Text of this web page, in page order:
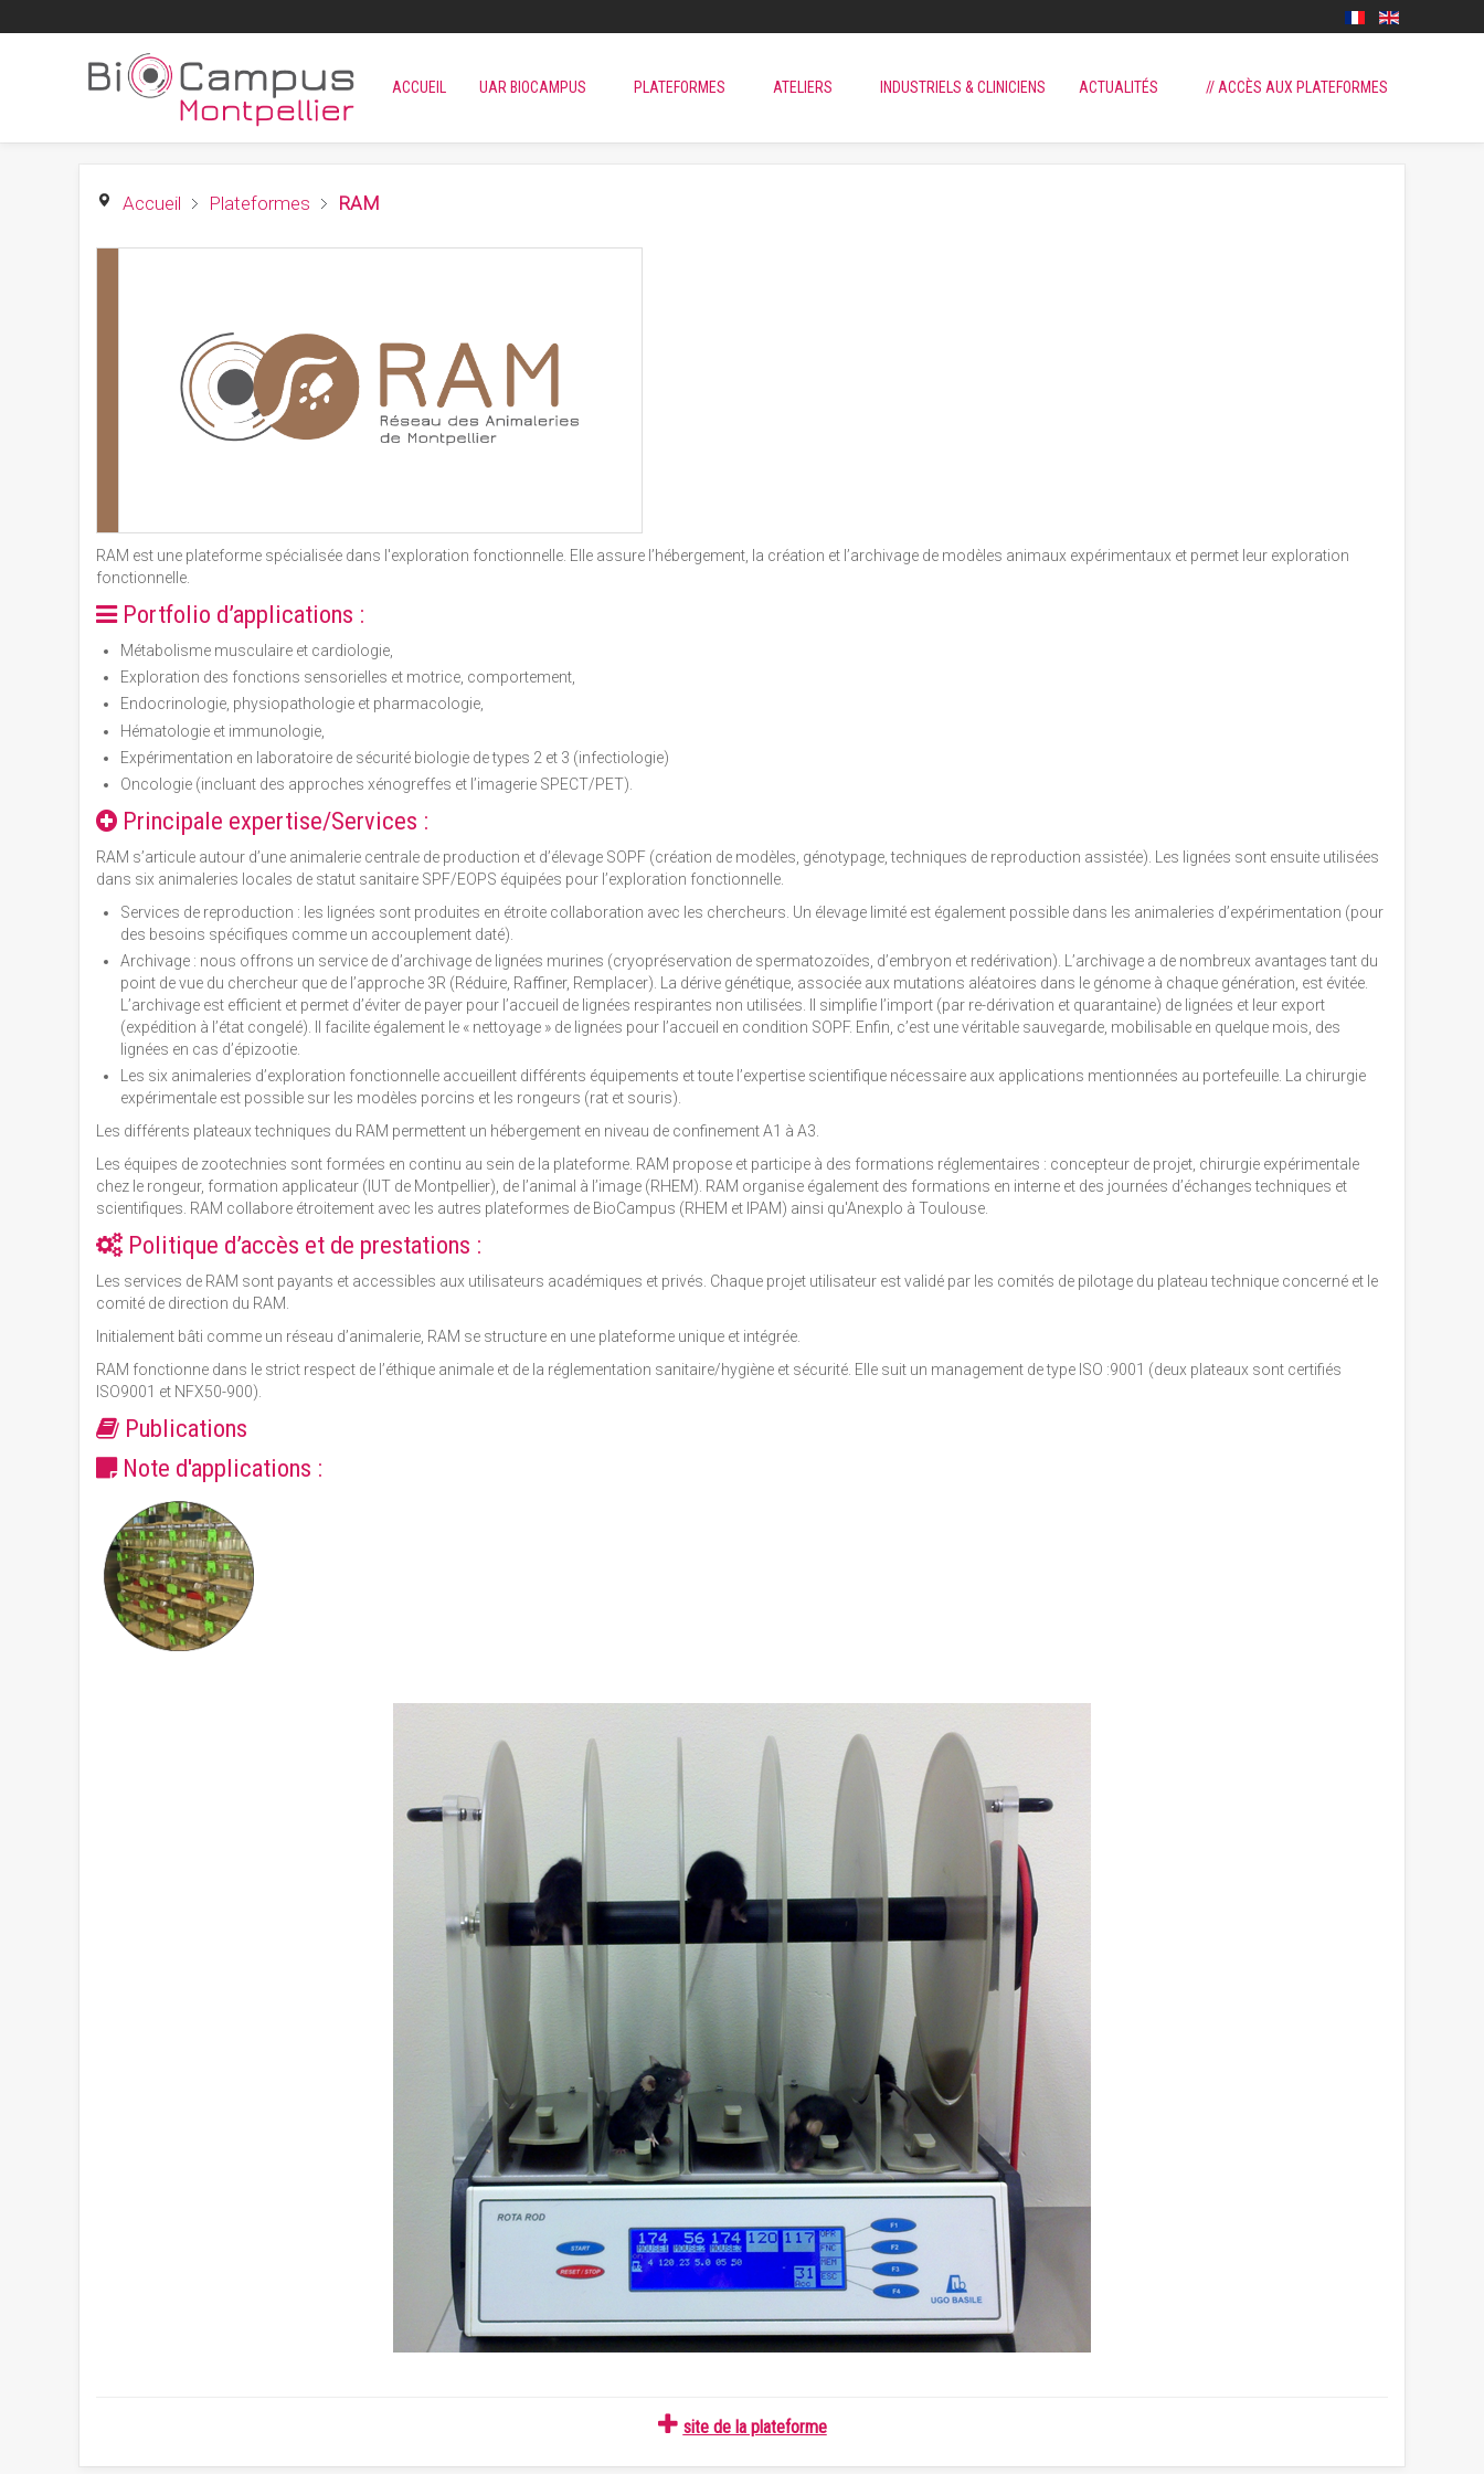
ACCUEIL UAR BIOCAMPUS PLATEFORMES ATELIERS INDUSTRIELS & CLINICIENS ACTUALITÉS // ACCÈS AUX PLATEFORMES
Accueil Plateformes RAM
RAM est une plateforme spécialisée dans l'exploration fonctionnelle. Elle assure l’hébergement, la création et l’archivage de modèles animaux expérimentaux et permet leur exploration
fonctionnelle.
Portfolio d’applications :
Métabolisme musculaire et cardiologie,
Exploration des fonctions sensorielles et motrice, comportement,
Endocrinologie, physiopathologie et pharmacologie,
Hématologie et immunologie,
Expérimentation en laboratoire de sécurité biologie de types 2 et 3 (infectiologie)
Oncologie (incluant des approches xénogreffes et l’imagerie SPECT/PET).
Principale expertise/Services :
RAM s’articule autour d’une animalerie centrale de production et d’élevage SOPF (création de modèles, génotypage, techniques de reproduction assistée). Les lignées sont ensuite utilisées
dans six animaleries locales de statut sanitaire SPF/EOPS équipées pour l’exploration fonctionnelle.
Services de reproduction : les lignées sont produites en étroite collaboration avec les chercheurs. Un élevage limité est également possible dans les animaleries d’expérimentation (pour
des besoins spécifiques comme un accouplement daté).
Archivage : nous offrons un service de d’archivage de lignées murines (cryopréservation de spermatozoïdes, d’embryon et redérivation). L’archivage a de nombreux avantages tant du
point de vue du chercheur que de l’approche 3R (Réduire, Raffiner, Remplacer). La dérive génétique, associée aux mutations aléatoires dans le génome à chaque génération, est évitée.
L’archivage est efficient et permet d’éviter de payer pour l’accueil de lignées respirantes non utilisées. Il simplifie l’import (par re-dérivation et quarantaine) de lignées et leur export
(expédition à l’état congelé). Il facilite également le « nettoyage » de lignées pour l’accueil en condition SOPF. Enfin, c’est une véritable sauvegarde, mobilisable en quelque mois, des
lignées en cas d’épizootie.
Les six animaleries d’exploration fonctionnelle accueillent différents équipements et toute l’expertise scientifique nécessaire aux applications mentionnées au portefeuille. La chirurgie
expérimentale est possible sur les modèles porcins et les rongeurs (rat et souris).
Les différents plateaux techniques du RAM permettent un hébergement en niveau de confinement A1 à A3.
Les équipes de zootechnies sont formées en continu au sein de la plateforme. RAM propose et participe à des formations réglementaires : concepteur de projet, chirurgie expérimentale
chez le rongeur, formation applicateur (IUT de Montpellier), de l’animal à l’image (RHEM). RAM organise également des formations en interne et des journées d’échanges techniques et
scientifiques. RAM collabore étroitement avec les autres plateformes de BioCampus (RHEM et IPAM) ainsi qu'Anexplo à Toulouse.
Politique d’accès et de prestations :
Les services de RAM sont payants et accessibles aux utilisateurs académiques et privés. Chaque projet utilisateur est validé par les comités de pilotage du plateau technique concerné et le
comité de direction du RAM.
Initialement bâti comme un réseau d’animalerie, RAM se structure en une plateforme unique et intégrée.
RAM fonctionne dans le strict respect de l’éthique animale et de la réglementation sanitaire/hygiène et sécurité. Elle suit un management de type ISO :9001 (deux plateaux sont certifiés
ISO9001 et NFX50-900).
Publications
Note d'applications :
site de la plateforme